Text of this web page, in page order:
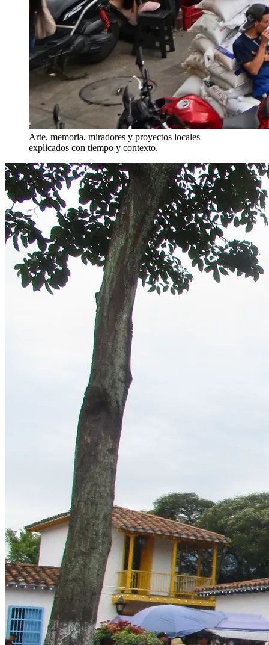
Arte, memoria, miradores y proyectos locales
explicados con tiempo y contexto.